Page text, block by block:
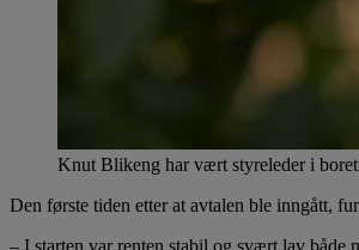
Knut Blikeng har vært styreleder i
Den første tiden etter at avtalen ble inngått,
– I starten var renten stabil og svært lav både